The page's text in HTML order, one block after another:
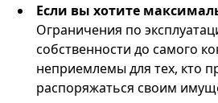
Если вы хотите
Ограничения по
собственности до самого
неприемлемы для тех, кто
распоряжаться своим